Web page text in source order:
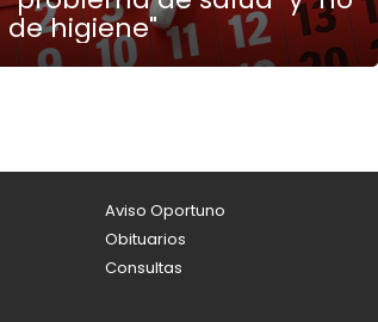
de higiene"
Aviso Oportuno
Obituarios
Consultas